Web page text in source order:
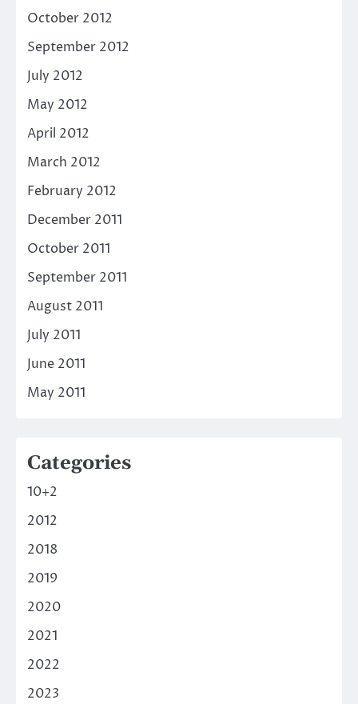
October 2012
September 2012
July 2012
May 2012
April 2012
March 2012
February 2012
December 2011
October 2011
September 2011
August 2011
July 2011
June 2011
May 2011
Categories
10+2
2012
2018
2019
2020
2021
2022
2023